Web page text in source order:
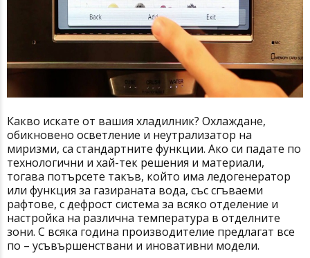
Какво искате от вашия хладилник? Охлаждане,
обикновено осветление и неутрализатор на
миризми, са стандартните функции. Ако си падате по
технологични и хай-тек решения и материали,
тогава потърсете такъв, който има ледогенератор
или функция за газираната вода, със сгъваеми
рафтове, с дефрост система за всяко отделение и
настройка на различна температура в отделните
зони. С всяка година производителие предлагат все
по – усъвършенствани и иновативни модели.